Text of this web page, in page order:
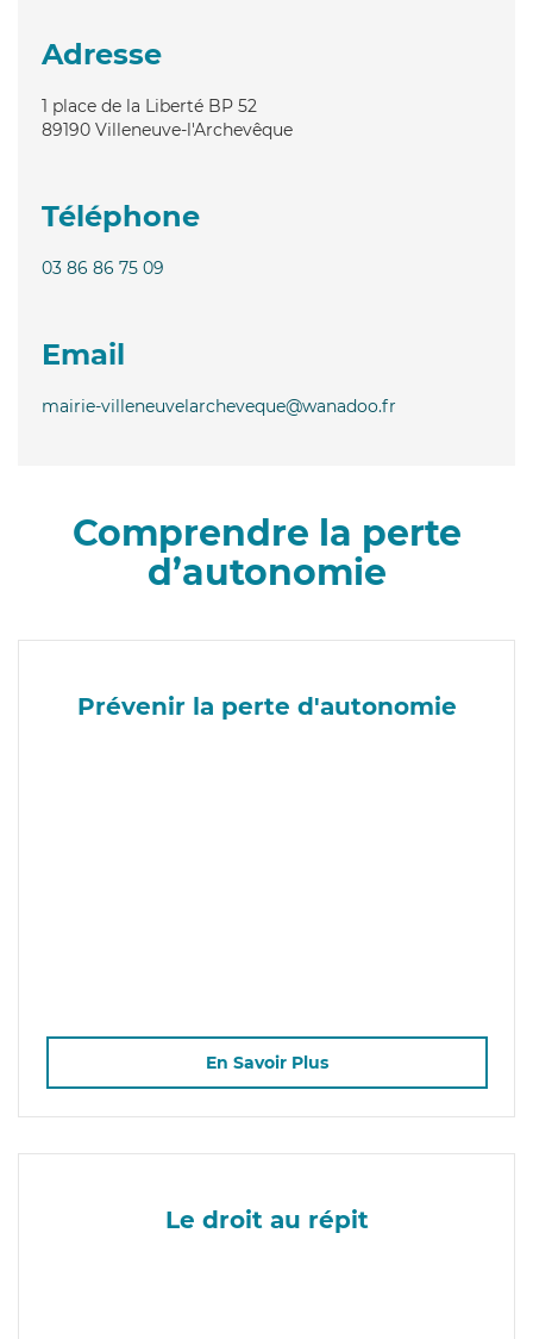
Adresse
1 place de la Liberté BP 52
89190 Villeneuve-l'Archevêque
Téléphone
03 86 86 75 09
Email
mairie-villeneuvelarcheveque@wanadoo.fr
Comprendre la perte
d’autonomie
Prévenir la perte d'autonomie
En Savoir Plus
Le droit au répit